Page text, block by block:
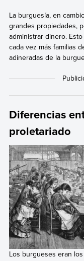
La burguesía, en
grandes propiedades,
administrar dinero.
cada vez más familias
adineradas de la
Diferencias
proletariado
Los burgueses eran